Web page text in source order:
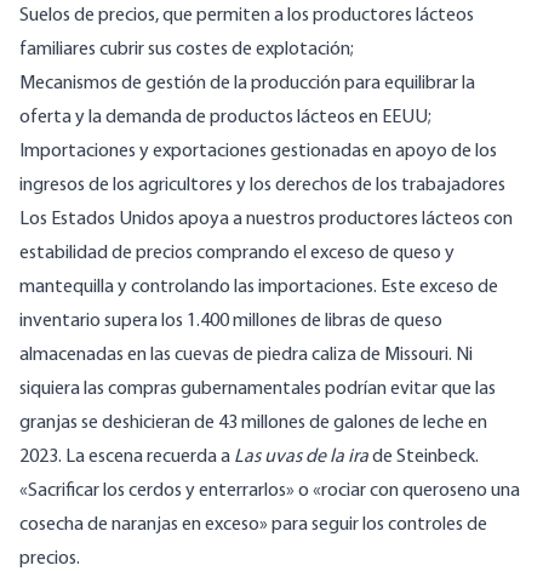
Suelos de precios, que permiten a los productores lácteos
familiares cubrir sus costes de explotación;
Mecanismos de gestión de la producción para equilibrar la
oferta y la demanda de productos lácteos en EEUU;
Importaciones y exportaciones gestionadas en apoyo de los
ingresos de los agricultores y los derechos de los trabajadores
Los Estados Unidos apoya a nuestros productores lácteos con
estabilidad de precios comprando el exceso de queso y
mantequilla y controlando las importaciones. Este exceso de
inventario supera los 1.400 millones de libras de queso
almacenadas en las cuevas de piedra caliza de Missouri. Ni
siquiera las compras gubernamentales podrían evitar que las
granjas se deshicierande 43 millones de galones de leche en
2023. La escena recuerda a Las uvas de la irade Steinbeck.
«Sacrificar los cerdos yenterrarlos» o «rociar con queroseno una
cosecha de naranjas en exceso» para seguir los controles de
precios.